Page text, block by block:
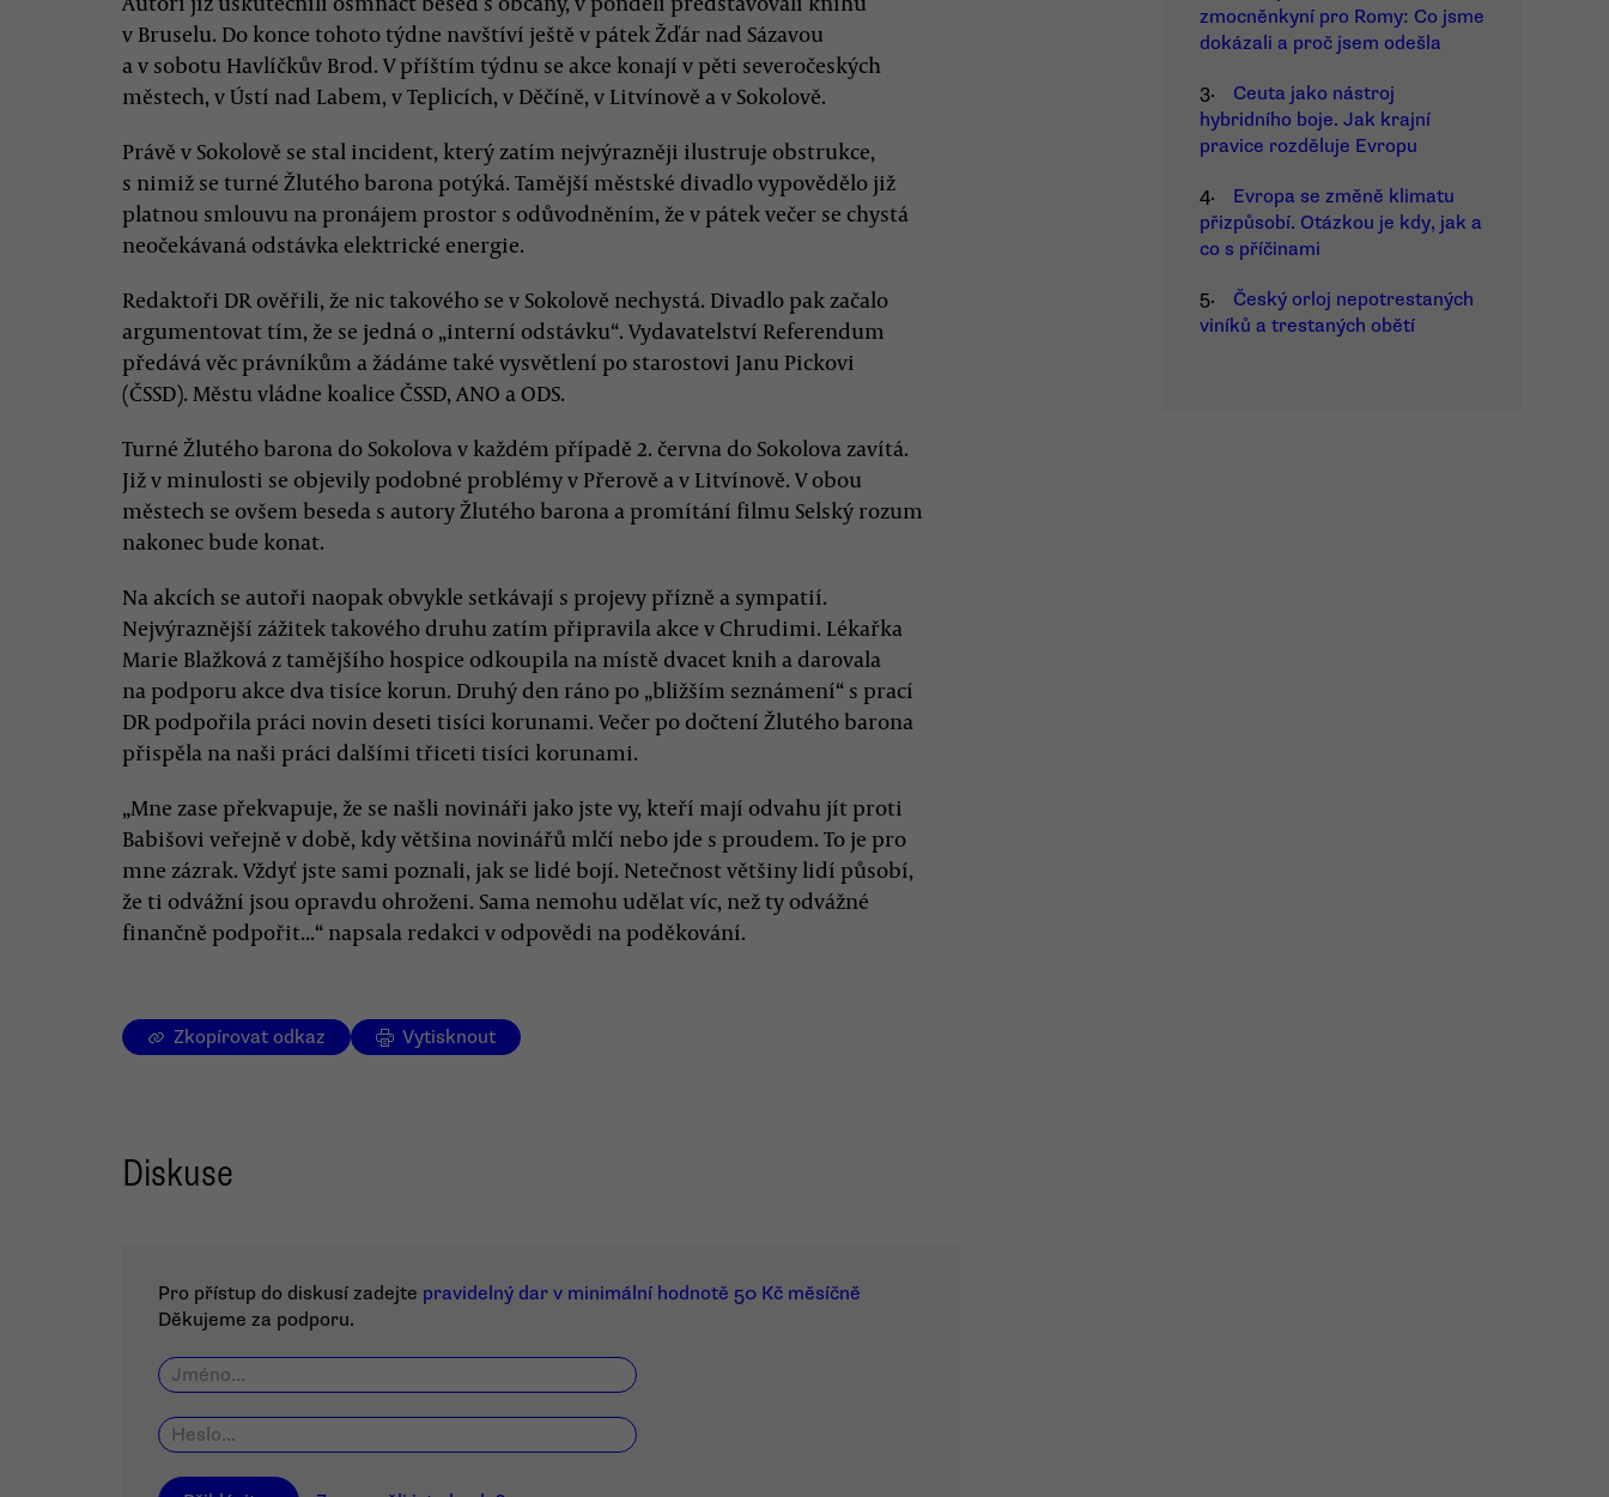
v Bruselu. Do konce tohoto týdne navštíví ještě v pátek Žďár nad Sázavou
a v sobotu Havlíčkův Brod. V příštím týdnu se akce konají v pěti severočeských
městech, v Ústí nad Labem, v Teplicích, v Děčíně, v Litvínově a v Sokolově.
Právě v Sokolově se stal incident, který zatím nejvýrazněji ilustruje obstrukce,
s nimiž se turné Žlutého barona potýká. Tamější městské divadlo vypovědělo již
platnou smlouvu na pronájem prostor s odůvodněním, že v pátek večer se chystá
neočekávaná odstávka elektrické energie.
Redaktoři DR ověřili, že nic takového se v Sokolově nechystá. Divadlo pak začalo
argumentovat tím, že se jedná o „interní odstávku“. Vydavatelství Referendum
předává věc právníkům a žádáme také vysvětlení po starostovi Janu Pickovi
(ČSSD). Městu vládne koalice ČSSD, ANO a ODS.
Turné Žlutého barona do Sokolova v každém případě 2. června do Sokolova zavítá.
Již v minulosti se objevily podobné problémy v Přerově a v Litvínově. V obou
městech se ovšem beseda s autory Žlutého barona a promítání filmu Selský rozum
nakonec bude konat.
Na akcích se autoři naopak obvykle setkávají s projevy přízně a sympatií.
Nejvýraznější zážitek takového druhu zatím připravila akce v Chrudimi. Lékařka
Marie Blažková z tamějšího hospice odkoupila na místě dvacet knih a darovala
na podporu akce dva tisíce korun. Druhý den ráno po „bližším seznámení“ s prací
DR podpořila práci novin deseti tisíci korunami. Večer po dočtení Žlutého barona
přispěla na naši práci dalšími třiceti tisíci korunami.
„Mne zase překvapuje, že se našli novináři jako jste vy, kteří mají odvahu jít proti
Babišovi veřejně v době, kdy většina novinářů mlčí nebo jde s proudem. To je pro
mne zázrak. Vždyť jste sami poznali, jak se lidé bojí. Netečnost většiny lidí působí,
že ti odvážní jsou opravdu ohroženi. Sama nemohu udělat víc, než ty odvážné
finančně podpořit...“ napsala redakci v odpovědi na poděkování.
zmocněnkyní pro Romy: Co jsme
dokázali a proč jsem odešla
3.
Ceuta jako nástroj
hybridního boje. Jak krajní
pravice rozděluje Evropu
4.
Evropa se změně klimatu
přizpůsobí. Otázkou je kdy, jak a
co s příčinami
5.
Český orloj nepotrestaných
viníků a trestaných obětí
Zkopírovat odkaz Vytisknout
Diskuse
Pro přístup do diskusí zadejte pravidelný dar v minimální hodnotě 50 Kč měsíčně
Děkujeme za podporu.